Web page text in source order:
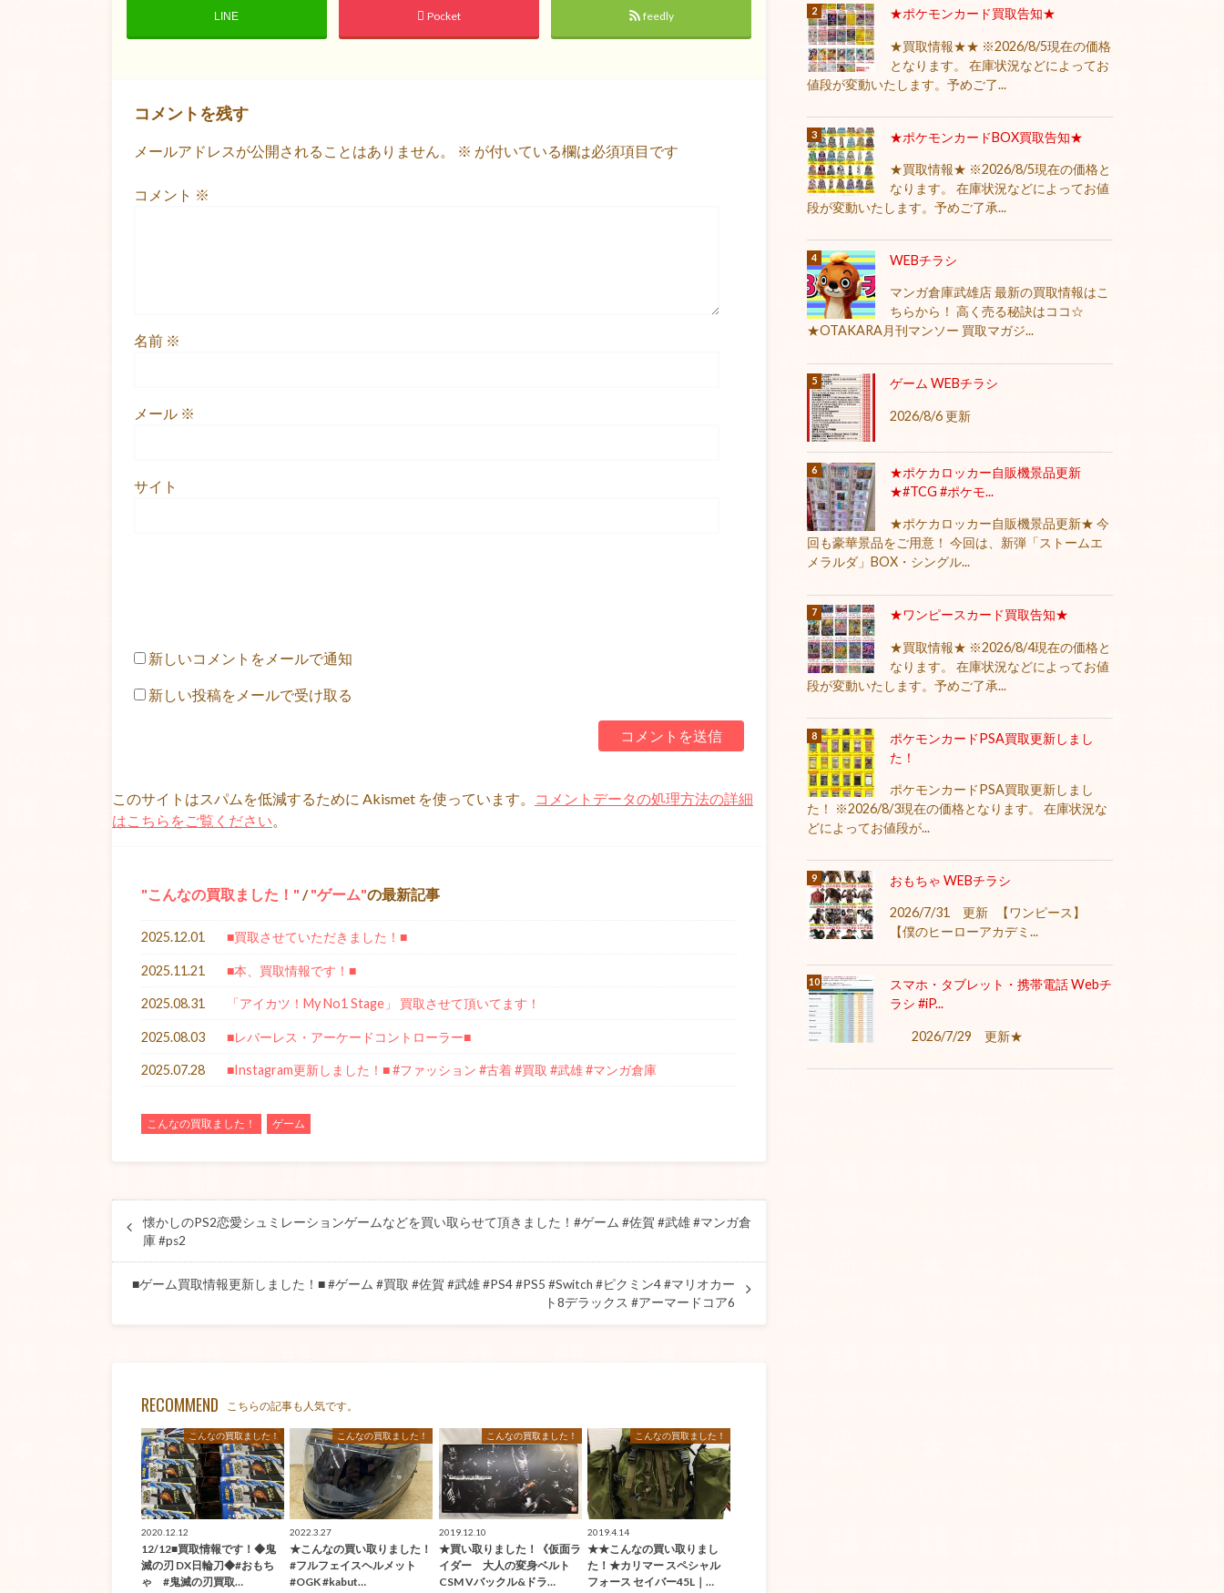
LINE Pocket feedly
コメントを残す
メールアドレスが公開されることはありません。 ※ が付いている欄は必須項目です
コメント ※
名前 ※
メール ※
サイト
新しいコメントをメールで通知
新しい投稿をメールで受け取る
このサイトはスパムを低減するために Akismet を使っています。
コメントデータの処理方法の詳細
はこちらをご覧ください。
こんなの買取ました！ / ゲーム の最新記事
2025.12.01 ■買取させていただきました！■
2025.11.21 ■本、買取情報です！■
2025.08.31 「アイカツ！My No1 Stage」 買取させて頂いてます！
2025.08.03 ■レバーレス・アーケードコントローラー■
2025.07.28 ■Instagram更新しました！■ #ファッション #古着 #買取 #武雄 #マンガ倉庫
こんなの買取ました！ ゲーム
懐かしのPS2恋愛シュミレーションゲームなどを買い取らせて頂きました！#ゲーム #佐賀 #武雄 #マンガ倉
庫 #ps2
■ゲーム買取情報更新しました！■ #ゲーム #買取 #佐賀 #武雄 #PS4 #PS5 #Switch #ピクミン4 #マリオカー
ト8デラックス #アーマードコア6
RECOMMEND こちらの記事も人気です。
こんなの買取ました！
2020.12.12
12/12■買取情報です！◆鬼
滅の刃 DX日輪刀◆#おもち
ゃ #鬼滅の刃買取…
こんなの買取ました！
2022.3.27
★こんなの買い取りました！
#フルフェイスヘルメット
#OGK #kabut…
こんなの買取ました！
2019.12.10
★買い取りました！《仮面ラ
イダー 大人の変身ベルト
CSM Vバックル&ドラ…
こんなの買取ました！
2019.4.14
★★こんなの買い取りまし
た！★カリマー スペシャル
フォース セイバー45L｜…
★ポケモンカード買取告知★
★買取情報★★ ※2026/8/5現在の価格
となります。 在庫状況などによってお
値段が変動いたします。予めご了...
★ポケモンカードBOX買取告知★
★買取情報★ ※2026/8/5現在の価格と
なります。 在庫状況などによってお値
段が変動いたします。予めご了承...
WEBチラシ
マンガ倉庫武雄店 最新の買取情報はこ
ちらから！ 高く売る秘訣はココ☆
★OTAKARA月刊マンソー 買取マガジ...
ゲーム WEBチラシ
2026/8/6 更新
★ポケカロッカー自販機景品更新
★#TCG #ポケモ...
★ポケカロッカー自販機景品更新★ 今
回も豪華景品をご用意！ 今回は、新弾「ストームエ
メラルダ」BOX・シングル...
★ワンピースカード買取告知★
★買取情報★ ※2026/8/4現在の価格と
なります。 在庫状況などによってお値
段が変動いたします。予めご了承...
ポケモンカードPSA買取更新しまし
た！
ポケモンカードPSA買取更新しまし
た！ ※2026/8/3現在の価格となります。 在庫状況な
どによってお値段が...
おもちゃ WEBチラシ
2026/7/31 更新 【ワンピース】
【僕のヒーローアカデミ...
スマホ・タブレット・携帯電話 Webチ
ラシ #iP...
2026/7/29 更新★